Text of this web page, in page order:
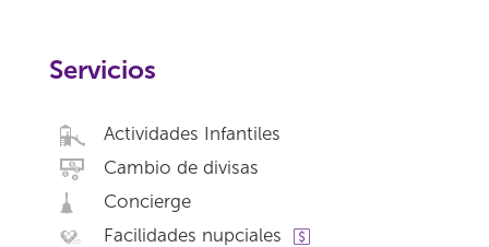
Servicios
Actividades Infantiles
Cambio de divisas
Concierge
Facilidades nupciales